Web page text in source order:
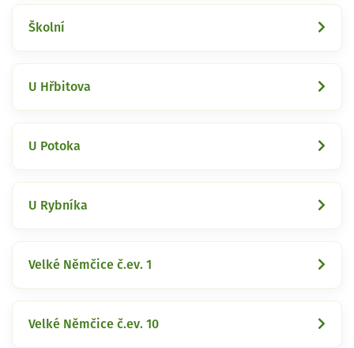
Školní
U Hřbitova
U Potoka
U Rybníka
Velké Němčice č.ev. 1
Velké Němčice č.ev. 10